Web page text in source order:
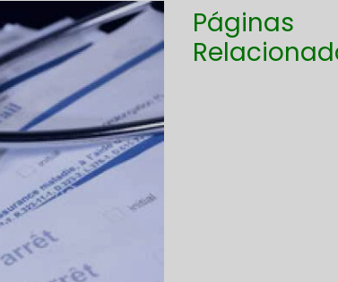
Páginas